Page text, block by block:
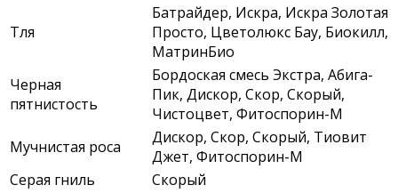
Тля
Батрайдер, Искра, Искра Золотая
Просто, Цветолюкс Бау, Биокилл,
МатринБио
Черная
пятнистость
Бордоская смесь Экстра, Абига-
Пик, Дискор, Скор, Скорый,
Чистоцвет, Фитоспорин-М
Мучнистая роса
Дискор, Скор, Скорый, Тиовит
Джет, Фитоспорин-М
Серая гниль
Скорый